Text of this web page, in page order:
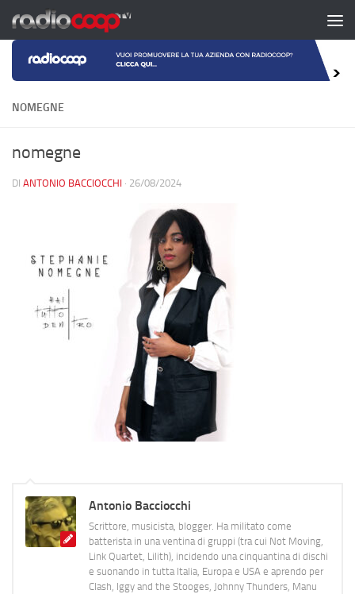
Salta al contenuto
NOMEGNE
nomegne
DI ANTONIO BACCIOCCHI · 26/08/2024
Antonio Bacciocchi
Scrittore, musicista, blogger. Ha militato come
batterista in una ventina di gruppi (tra cui Not Moving,
Link Quartet, Lilith), incidendo una cinquantina di dischi
e suonando in tutta Italia, Europa e USA e aprendo per
Clash, Iggy and the Stooges, Johnny Thunders, Manu